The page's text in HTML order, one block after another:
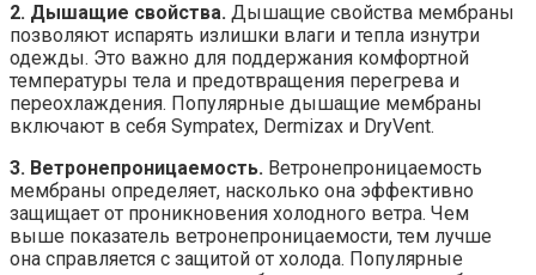
2. Дышащие свойства. Дышащие свойства мембраны
позволяют испарять излишки влаги и тепла изнутри
одежды. Это важно для поддержания комфортной
температуры тела и предотвращения перегрева и
переохлаждения. Популярные дышащие мембраны
включают в себя Sympatex, Dermizax и DryVent.
3. Ветронепроницаемость. Ветронепроницаемость
мембраны определяет, насколько она эффективно
защищает от проникновения холодного ветра. Чем
выше показатель ветронепроницаемости, тем лучше
она справляется с защитой от холода. Популярные